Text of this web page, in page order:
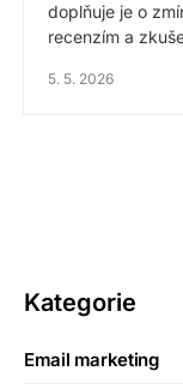
doplňuje je o
recenzím a
5. 5. 2026
Kategorie
Email marketing